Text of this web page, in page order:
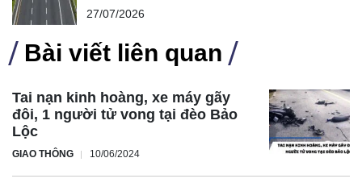
27/07/2026
Bài viết liên quan
Tai nạn kinh hoàng, xe máy gãy
đôi, 1 người tử vong tại đèo Bảo
Lộc
GIAO THÔNG 10/06/2024